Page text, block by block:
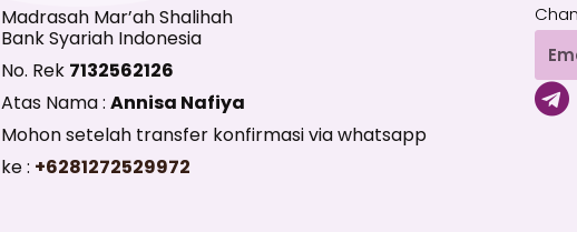
Madrasah Mar’ah Shalihah
Bank Syariah Indonesia
No. Rek 7132562126
Atas Nama :Annisa Nafiya
Mohon setelah transfer konfirmasi via whatsapp
ke : +6281272529972
Email
T
e